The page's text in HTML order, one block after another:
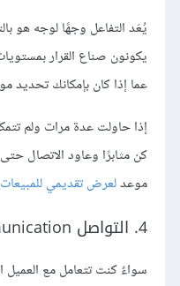
يكونون صناع القرار
عما إذا كان بإمكانك
إذا حاولت عدة مرات ولم
كن مثابرًا وعاود الاتصال
موعدلعرض تقديمي للمبيعات
4. التواصل Communication
سواءٌ كنت تتعامل مع العميل